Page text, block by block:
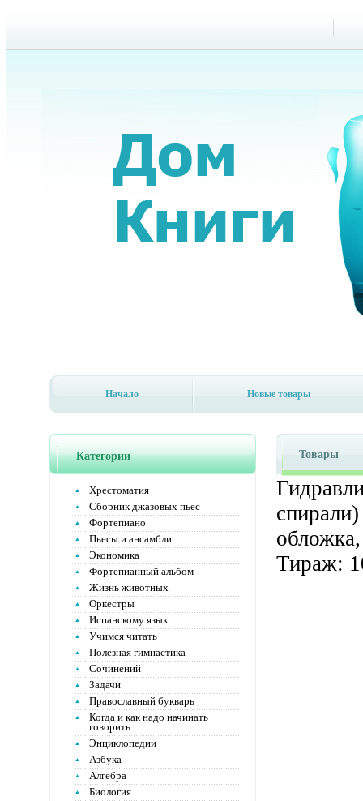
Начало Новые товары
Категории
Хрестоматия
Сборник джазовых пьес
Фортепиано
Пьесы и ансамбли
Экономика
Фортепианный альбом
Жизнь животных
Оркестры
Испанскому язык
Учимся читать
Полезная гимнастика
Сочинений
Задачи
Православный букварь
Когда и как надо начинать
говорить
Энциклопедии
Азбука
Алгебра
Биология
Товары
Тираж: